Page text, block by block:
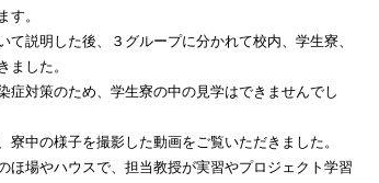
す。
て説明した後、３グループに分かれて校内、学生寮、
ました。
症対策のため、学生寮の中の見学はできませんでし
寮中の様子を撮影した動画をご覧いただきました。
ほ場やハウスで、担当教授が実習やプロジェクト学習